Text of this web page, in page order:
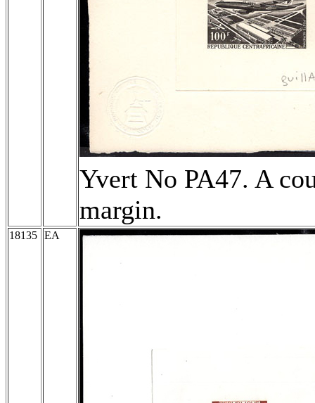
Yvert No PA47. A
margin.
18135 EA